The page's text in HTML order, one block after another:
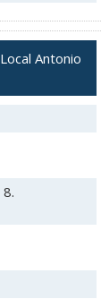
Antonio
8.